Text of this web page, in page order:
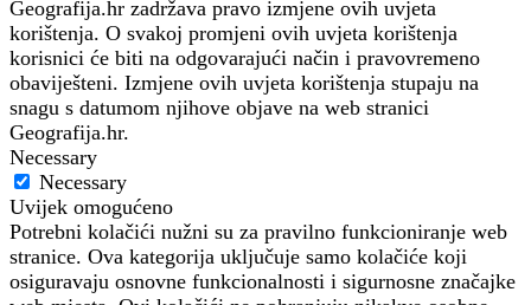
Geografija.hr zadržava pravo izmjene ovih uvjeta
korištenja. O svakoj promjeni ovih uvjeta korištenja
korisnici će biti na odgovarajući način i pravovremeno
obaviješteni. Izmjene ovih uvjeta korištenja stupaju na
snagu s datumom njihove objave na web stranici
Geografija.hr.
Necessary
Necessary
Uvijek omogućeno
Potrebni kolačići nužni su za pravilno funkcioniranje web
stranice. Ova kategorija uključuje samo kolačiće koji
osiguravaju osnovne funkcionalnosti i sigurnosne značajke